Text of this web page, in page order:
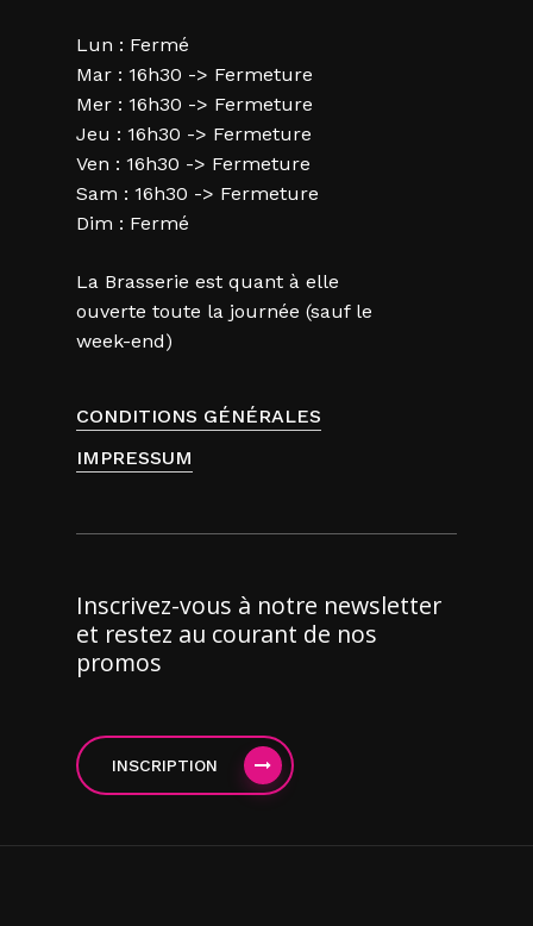
Lun : Fermé
Mar : 16h30 -> Fermeture
Mer : 16h30 -> Fermeture
Jeu : 16h30 -> Fermeture
Ven : 16h30 -> Fermeture
Sam : 16h30 -> Fermeture
Dim : Fermé
La Brasserie est quant à elle
ouverte toute la journée (sauf le
week-end)
CONDITIONS GÉNÉRALES
IMPRESSUM
Inscrivez-vous à notre newsletter
et restez au courant de nos
promos
INSCRIPTION